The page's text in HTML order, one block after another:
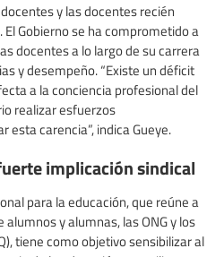
y las docentes recién
Gobierno se ha comprometido a
docentes a lo largo de su carrera
y desempeño. “Existe un déficit
a la conciencia profesional del
realizar esfuerzos
esta carencia”, indica Gueye.
implicación sindical
para la educación, que reúne a
y alumnas, las ONG y los
tiene como objetivo sensibilizar al